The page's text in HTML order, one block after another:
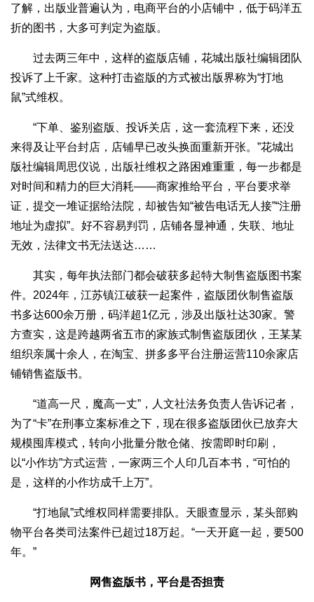
了解，出版业普遍认为，电商平台的小店铺中，低于码洋五
折的图书，大多可判定为盗版。
过去两三年中，这样的盗版店铺，花城出版社编辑团队
投诉了上千家。这种打击盗版的方式被出版界称为“打地
鼠”式维权。
“下单、鉴别盗版、投诉关店，这一套流程下来，还没
来得及让平台封店，店铺早已改头换面重新开张。”花城出
版社编辑周思仪说，出版社维权之路困难重重，每一步都是
对时间和精力的巨大消耗——商家推给平台，平台要求举
证，提交一堆证据给法院，却被告知“被告电话无人接”“注册
地址为虚拟”。好不容易判罚，店铺各显神通，失联、地址
无效，法律文书无法送达……
其实，每年执法部门都会破获多起特大制售盗版图书案
件。2024年，江苏镇江破获一起案件，盗版团伙制售盗版
书多达600余万册，码洋超1亿元，涉及出版社达30家。警
方查实，这是跨越两省五市的家族式制售盗版团伙，王某某
组织亲属十余人，在淘宝、拼多多平台注册运营110余家店
铺销售盗版书。
“道高一尺，魔高一丈”，人文社法务负责人告诉记者，
为了“卡”在刑事立案标准之下，现在很多盗版团伙已放弃大
规模囤库模式，转向小批量分散仓储、按需即时印刷，
以“小作坊”方式运营，一家两三个人印几百本书，“可怕的
是，这样的小作坊成千上万”。
“打地鼠”式维权同样需要排队。天眼查显示，某头部购
物平台各类司法案件已超过18万起。“一天开庭一起，要500
年。”
网售盗版书，平台是否担责